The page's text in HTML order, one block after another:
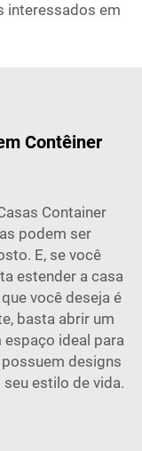
interessados em
Contêiner
Container
podem ser
E, se você
estender a casa
você deseja é
basta abrir um
espaço ideal para
designs
estilo de vida.